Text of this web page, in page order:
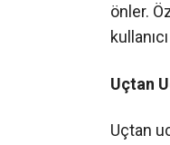
önler.
Uçtan
Uçtan